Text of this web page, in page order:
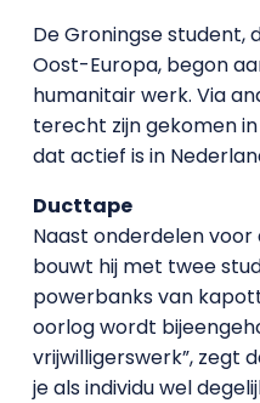
De Groningse student,
Oost-Europa, begon
humanitair werk. Via
terecht zijn gekomen
dat actief is in
Ducttape
Naast onderdelen
bouwt hij met twee
powerbanks van
oorlog wordt
vrijwilligerswerk”, zegt
je als individu wel